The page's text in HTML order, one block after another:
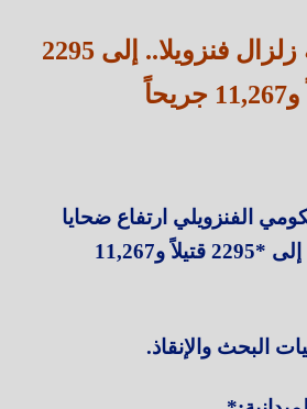
ارتفاع حصيلة زلزال فنزويلا.. إلى 2295
الفنزويلي ارتفاع ضحايا
الزلزالين المدمرين إلى *2295 قتيلاً و11,267
البحث والإنقاذ.